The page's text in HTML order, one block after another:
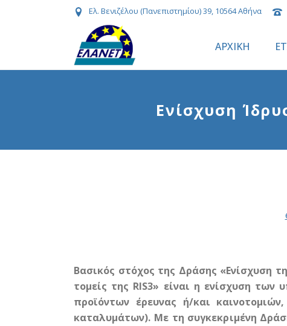
Ελ. Βενιζέλου (Πανεπιστημίου) 39, 10564 Αθήνα
ΑΡΧΙΚΗ
Ενίσχυση
Βασικός στόχος της Δράσης «Ενίσχυση
τομείς της RIS3» είναι η ενίσχυση
προϊόντων έρευνας ή/και
καταλυμάτων). Με τη συγκεκριμένη